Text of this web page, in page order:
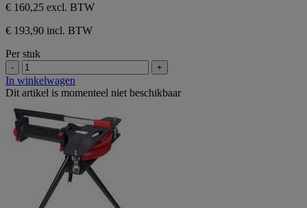
€ 160,25 excl. BTW
€ 193,90 incl. BTW
Per stuk
- +
In winkelwagen
Dit artikel is momenteel niet beschikbaar